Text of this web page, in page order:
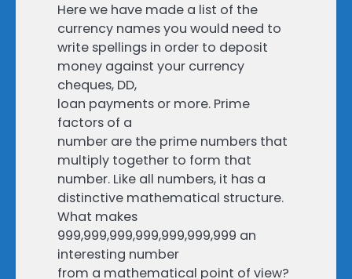
Here we have made a list of the
currency names you would need to
write spellings in order to deposit
money against your currency
cheques, DD,
loan payments or more. Prime
factors of a
number are the prime numbers that
multiply together to form that
number. Like all numbers, it has a
distinctive mathematical structure.
What makes
999,999,999,999,999,999,999 an
interesting number
from a mathematical point of view?